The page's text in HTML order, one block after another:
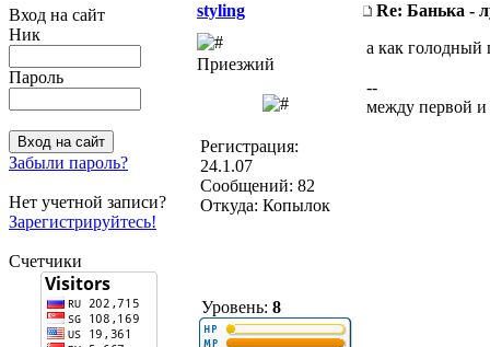
Вход на сайт
Ник
Пароль
Забыли пароль?
Нет учетной записи?
Зарегистрируйтесь!
Счетчики
styling Re: Банька -
Приезжий
Регистрация:
24.1.07
Сообщений: 82
Откуда: Копылок
Уровень: 8
а как голодный
--
между первой и